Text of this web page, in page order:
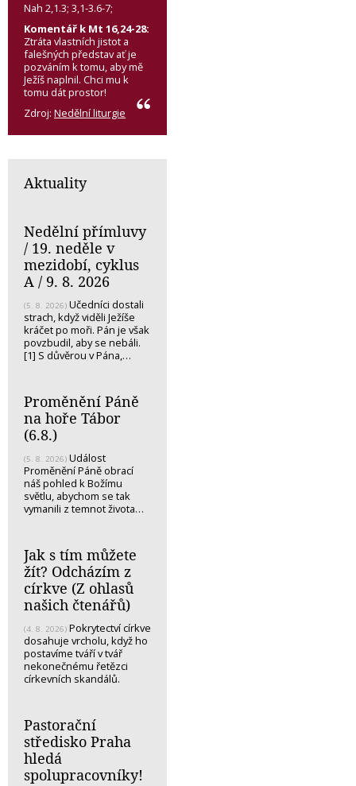
Nah 2,1.3; 3,1-3.6-7;
Komentář k Mt 16,24-28:
Ztráta vlastních jistot a
falešných představ ať je
pozváním k tomu, aby mě
Ježíš naplnil. Chci mu k
tomu dát prostor!
Zdroj: Nedělní liturgie
Aktuality
Nedělní přímluvy
/ 19. neděle v
mezidobí, cyklus
A / 9. 8. 2026
(5. 8. 2026) Učedníci dostali
strach, když viděli Ježíše
kráčet po moři. Pán je však
povzbudil, aby se nebáli.
[1] S důvěrou v Pána,…
Proměnění Páně
na hoře Tábor
(6.8.)
(5. 8. 2026) Událost
Proměnění Páně obrací
náš pohled k Božímu
světlu, abychom se tak
vymanili z temnot života…
Jak s tím můžete
žít? Odcházím z
církve (Z ohlasů
našich čtenářů)
(4. 8. 2026) Pokrytectví církve
dosahuje vrcholu, když ho
postavíme tváří v tvář
nekonečnému řetězci
církevních skandálů.
Pastorační
středisko Praha
hledá
spolupracovníky!